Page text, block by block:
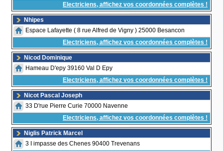
Electriciens, affichez vos coordonnées complètes !
Nhipes
Espace Lafayette ( 8 rue Alfred de Vigny ) 25000 Besancon
Electriciens, affichez vos coordonnées complètes !
Nicod Dominique
Hameau D'epy 39160 Val D Epy
Electriciens, affichez vos coordonnées complètes !
Nicot Pascal Joseph
33 D'rue Pierre Curie 70000 Navenne
Electriciens, affichez vos coordonnées complètes !
Niglis Patrick Marcel
3 I impasse des Chenes 90400 Trevenans